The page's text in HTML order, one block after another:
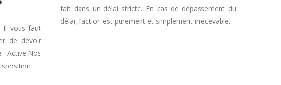
Il vous faut
de devoir
Active.Nos
fait dans un délai stricte. En cas de dépassement du
délai, l’action est purement et simplement irrecevable.